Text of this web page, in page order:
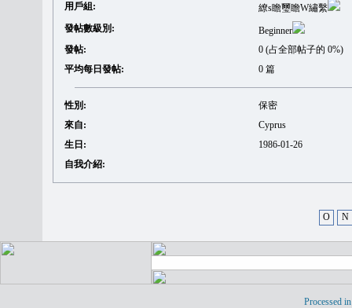
用戶組:
繚s瞻璽瞻W繡繫
發帖數級別:
Beginner
發帖:
0 (占全部帖子的 0%)
平均每日發帖:
0 篇
性別:
保密
來自:
Cyprus
生日:
1986-01-26
自我介紹:
O N
Processed